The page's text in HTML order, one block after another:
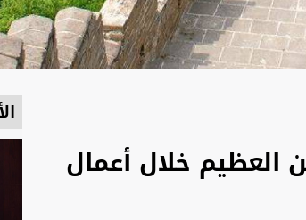
العظيم خلال أعمال